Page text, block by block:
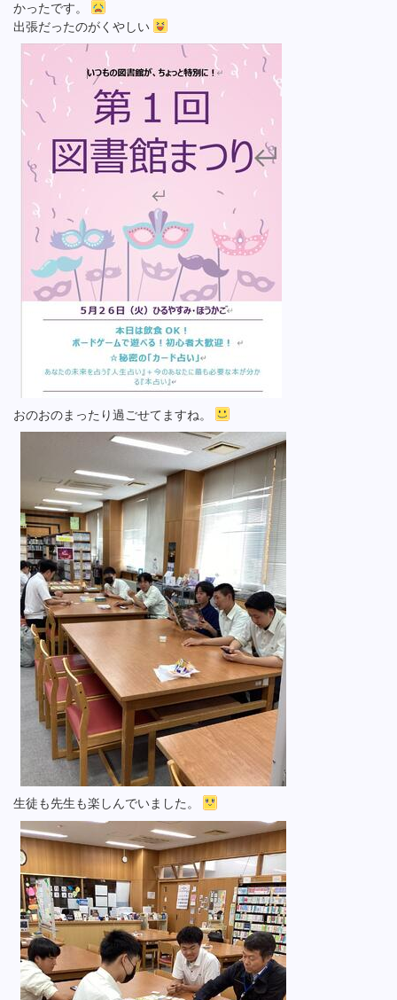
かったです。
出張だったのがくやしい
おのおのまったり過ごせてますね。
生徒も先生も楽しんでいました。